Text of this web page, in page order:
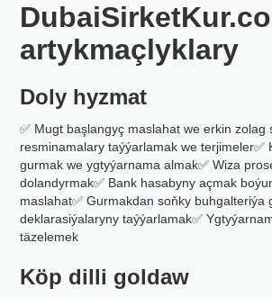
artykmaçlyklary
Doly hyzmat
✅ Mugt başlangyç maslahat we erkin zolag
resminamalary taýýarlamak we terjimeler✅
gurmak we ygtyýarnama almak✅ Wiza
dolandyrmak✅ Bank hasabyny açmak
maslahat✅ Gurmakdan soňky buhgalteriýa
deklarasiýalaryny taýýarlamak✅
täzelemek
Köp dilli goldaw